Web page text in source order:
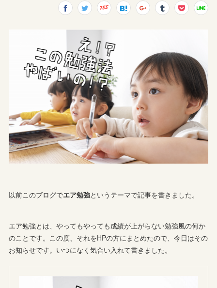
以前このブログでエア勉強というテーマで記事を書きました。
エア勉強とは、やってもやっても成績が上がらない勉強風の何か
のことです。この度、それをHPの方にまとめたので、今日はその
お知らせです。いつになく気合い入れて書きました。